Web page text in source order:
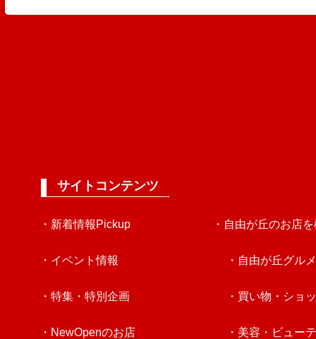
サイトコンテンツ
・新着情報Pickup
・イベント情報
・特集・特別企画
・NewOpenのお店
・自由が丘のお店
・自由が丘グルメ
・買い物・ショ
・美容・ビュー